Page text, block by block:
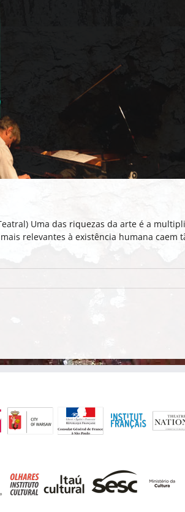
Uma das riquezas da arte é a
relevantes à existência humana caem